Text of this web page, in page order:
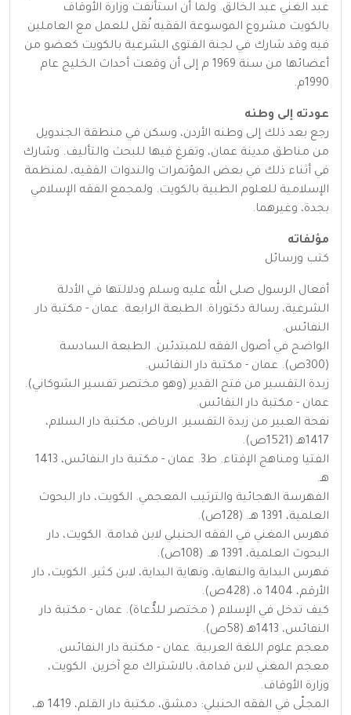
عبد الغني عبد الخالق. ولما أن استأنفت وزارة الأوقاف
بالكويت مشروع الموسوعة الفقيه نُقل للعمل مع العاملين
فيه وقد شارك في لجنة الفتوى الشرعية بالكويت كعضو من
أعضائها من سنة 1969 م إلى أن وقعت أحداث الخليج عام
1990م.
عودته إلى وطنه
رجع بعد ذلك إلى وطنه الأردن، وسكن في منطقة الجندويل
من مناطق مدينة عمان، وتفرغ فيها للبحث والتأليف. وشارك
في أثناء ذلك في بعض المؤتمرات والندوات الفقيه، لمنظمة
الإسلامية للعلوم الطبية بالكويت. ولمجمع الفقه الإسلامي
بجدة، وغيرهما.
مؤلفاته
كتب ورسائل
أفعال الرسول صلى الله عليه وسلم ودلالتها في الأدلة
الشرعية، رسالة دكتوراة. الطبعة الرابعة. عمان - مكتبة دار
النفائس.
الواضح في أصول الفقه للمبتدئين. الطبعة السادسة
(300ص). عمان - مكتبة دار النفائس.
زبدة التفسير من فتح القدير (وهو مختصر تفسير الشوكاني).
عمان - مكتبة دار النفائس.
نفحة العبير من زبدة التفسير. الرياض، مكتبة دار السلام،
1417هـ (1521ص).
الفتيا ومناهج الإفتاء. ط3. عمان - مكتبة دار النفائس، 1413
هـ.
الفهرسة الهجائية والترتيب المعجمي. الكويت، دار البحوث
العلمية، 1391 هـ. (128ص).
فهرس المغني في الفقه الحنبلي لابن قدامة. الكويت، دار
البحوث العلمية، 1391 هـ. (108ص).
فهرس البداية والنهاية، ونهاية البداية، لابن كثير. الكويت، دار
الأرقم، 1404 ه، (428ص).
كيف تدخل في الإسلام ( مختصر للدُّعاة). عمان - مكتبة دار
النفائس، 1413هـ (58ص).
معجم علوم اللغة العربية. عمان - مكتبة دار النفائس.
معجم المغني لابن قدامة، بالاشتراك مع آخرين. الكويت،
وزارة الأوقاف.
المجلّى في الفقه الحنبلي: دمشق، مكتبة دار القلم، 1419 هـ،